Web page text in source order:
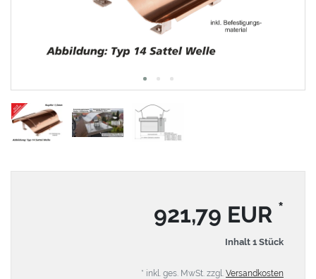
921,79 EUR *
Inhalt 1 Stück
* inkl. ges. MwSt. zzgl. Versandkosten